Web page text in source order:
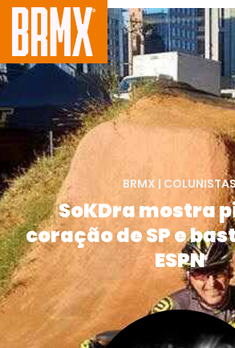
BRMX |
SoKDra mostra
coração de SP e
ESPN